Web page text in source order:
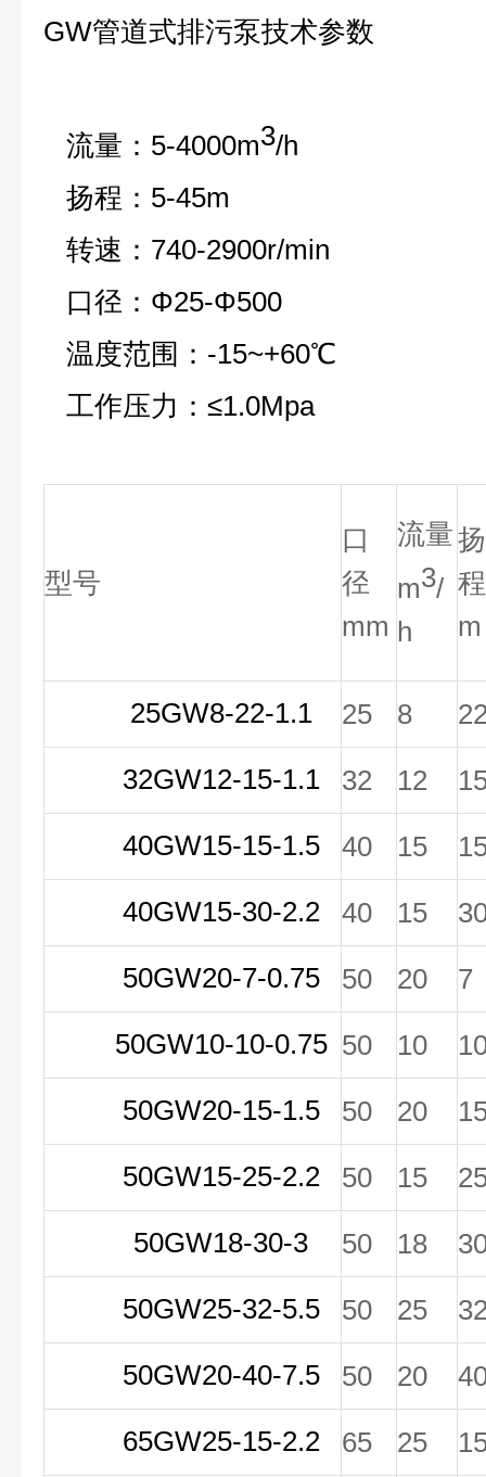
GW管道式排污泵技术参数
流量：5-4000m3/h
扬程：5-45m
转速：740-2900r/min
口径：Φ25-Φ500
温度范围：-15~+60℃
工作压力：≤1.0Mpa
型号
口
径
mm
流量
m3/
h
扬
程
m
25GW8-22-1.1 25 8
32GW12-15-1.1
32 12
40GW15-15-1.5
40 15
40GW15-30-2.2
40 15
50GW20-7-0.75
50 20
7
50GW10-10-0.75 50 10
50GW20-15-1.5
50 20
50GW15-25-2.2
50 15
50GW18-30-3
50 18
50GW25-32-5.5
50 25
50GW20-40-7.5
50 20
65GW25-15-2.2
65 25